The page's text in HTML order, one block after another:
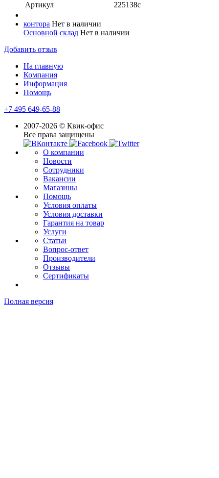
Артикул
225138с
контора Нет в наличии
Основной склад Нет в наличии
Добавить отзыв
На главную
Компания
Информация
Помощь
+7 495 649-65-88
2007-2026 © Квик-офис
Все права защищены
О компании
Новости
Сотрудники
Вакансии
Магазины
Помощь
Условия оплаты
Условия доставки
Гарантия на товар
Услуги
Статьи
Вопрос-ответ
Производители
Отзывы
Сертификаты
Полная версия